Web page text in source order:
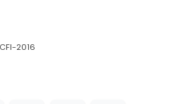
2016